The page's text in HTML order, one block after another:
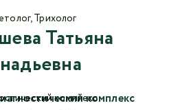
Татьяна
комплекс
Трихолог
оценка